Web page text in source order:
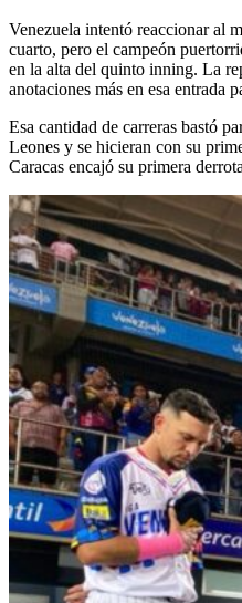
Venezuela intentó reaccionar al
cuarto, pero el campeón
en la alta del quinto inning. La
anotaciones más en esa entrada
Esa cantidad de carreras bastó
Leones y se hicieran con su
Caracas encajó su primera